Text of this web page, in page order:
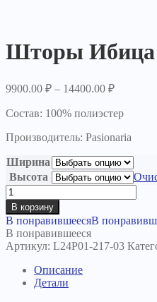
Шторы Ибица
9900.00 ₽ – 14400.00 ₽
Состав: 100% полиэстер
Производитель: Pasionaria
Ширина
Высота
Количество
товара
Шторы
Ибица
зеленые
В корзину
В понравившеесяВ
В понравившееся
Артикул: L24P01-217-03
Описание
Детали